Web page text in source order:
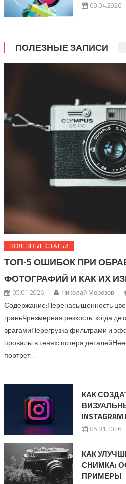
09.04.2026
ПОЛЕЗНЫЕ ЗАПИСИ
ПОЛЕЗНЫЕ СТАТЬИ
ТОП-5 ОШИБОК ПРИ
ФОТОГРАФИЙ И КАК ИХ
05.01.2026 Николай Морозов
Содержание:Перенасыщенность
граньЧрезмерная резкость: когда
врагамиПерегрузка фильтрами и
провалы в тенях: потеря
портрет…
КАК
05.01.2026
КАК
СНИМКА:
ПРИМЕРЫ